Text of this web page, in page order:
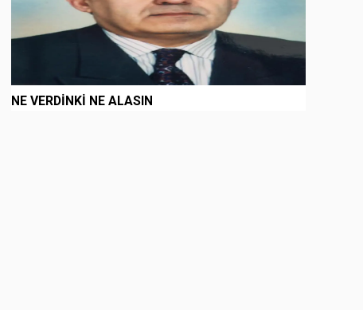
NE VERDİNKİ NE ALASIN